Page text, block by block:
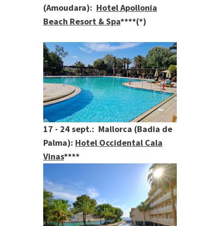
(Amoudara): Hotel Apollonia
Beach Resort &Spa****(*)
17 - 24 sept.: Mallorca (Badia de
Palma): Hotel Occidental Cala
Vinas****